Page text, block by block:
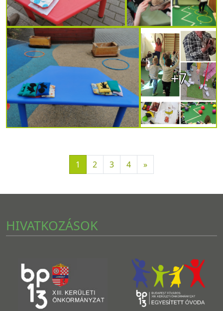
+7
1 2 3 4 »
HIVATKOZÁSOK